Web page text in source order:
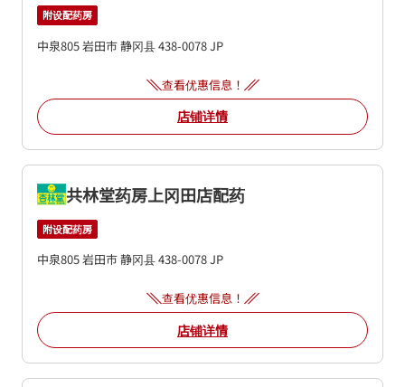
附设配药房
中泉805岩田市静冈县438-0078JP
查看优惠信息！
店铺详情
共林堂药房上冈田店配药
附设配药房
中泉805岩田市静冈县438-0078JP
查看优惠信息！
店铺详情